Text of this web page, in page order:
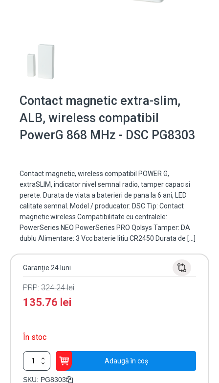
Contact magnetic extra-slim,
ALB, wireless compatibil
PowerG 868 MHz - DSC PG8303
Contact magnetic, wireless compatibil POWER G,
extraSLIM, indicator nivel semnal radio, tamper capac si
perete. Durata de viata a baterieri de pana la 6 ani, LED
calitate semnal. Model / producator: DSC Tip: Contact
magnetic wireless Compatibilitate cu centralele:
PowerSeries NEO PowerSeries PRO Qolsys Tamper: DA
dublu Alimentare: 3 Vcc baterie litiu CR2450 Durata de […]
Garanție 24 luni
PRP: 324.24lei
135.76 lei
În stoc
Cantitate
Contact
magnetic
Adaugă în coș
SKU: PG8303